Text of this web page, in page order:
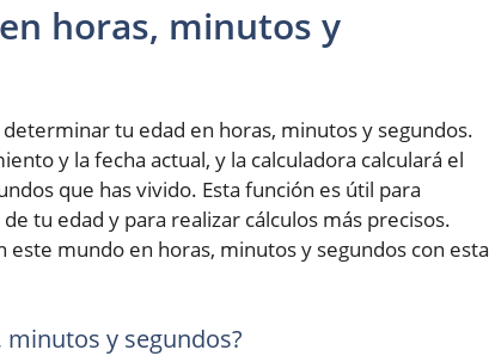
horas, minutos y
tu edad en horas, minutos y segundos.
y la fecha actual, y la calculadora calculará el
que has vivido. Esta función es útil para
tu edad y para realizar cálculos más precisos.
este mundo en horas, minutos y segundos con esta
y segundos?